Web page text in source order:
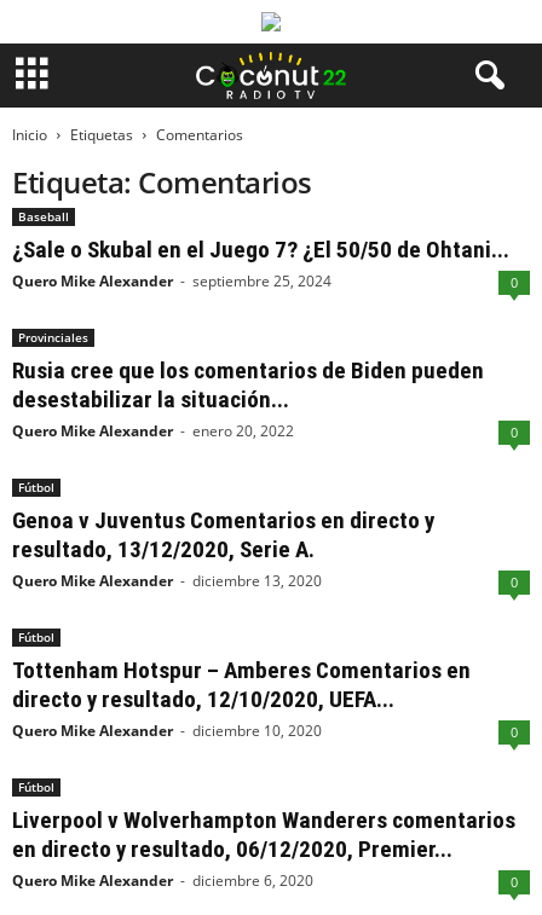
Inicio Etiquetas Comentarios
Etiqueta: Comentarios
Baseball
¿Sale o Skubal en el Juego 7? ¿El 50/50 de Ohtani...
Quero Mike Alexander - septiembre 25, 2024 0
Provinciales
Rusia cree que los comentarios de Biden pueden
desestabilizar la situación...
Quero Mike Alexander - enero 20, 2022 0
Fútbol
Genoa v Juventus Comentarios en directo y
resultado, 13/12/2020, Serie A.
Quero Mike Alexander - diciembre 13, 2020 0
Fútbol
Tottenham Hotspur – Amberes Comentarios en
directo y resultado, 12/10/2020, UEFA...
Quero Mike Alexander - diciembre 10, 2020 0
Fútbol
Liverpool v Wolverhampton Wanderers comentarios
en directo y resultado, 06/12/2020, Premier...
Quero Mike Alexander - diciembre 6, 2020 0